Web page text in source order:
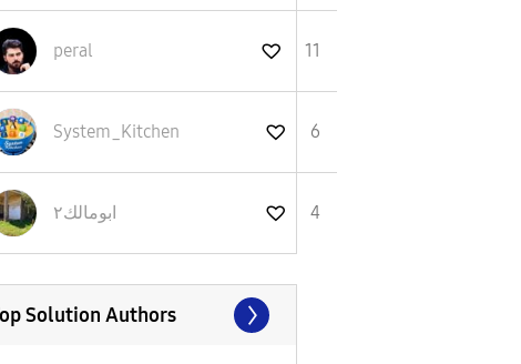
peral 11
System_Kitchen 6
ابومالك٢ 4
Solution Authors